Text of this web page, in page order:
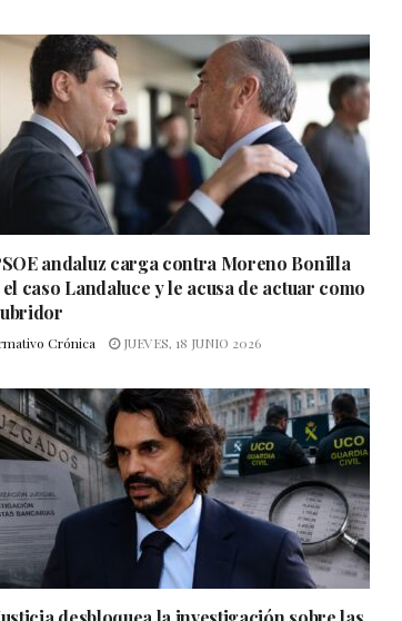
andaluz carga contra Moreno Bonilla
caso Landaluce y le acusa de actuar como
Crónica JUEVES, 18 JUNIO 2026